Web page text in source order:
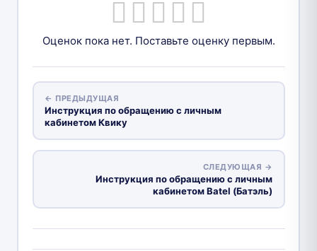
Оценок пока нет. Поставьте оценку первым.
← ПРЕДЫДУЩАЯ
Инструкция по обращению с личным
кабинетом Квику
СЛЕДУЮЩАЯ →
Инструкция по обращению с личным
кабинетом Batel (Батэль)